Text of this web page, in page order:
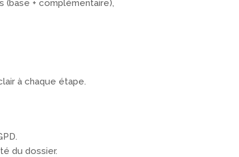
+ complémentaire),
à chaque étape.
du dossier.